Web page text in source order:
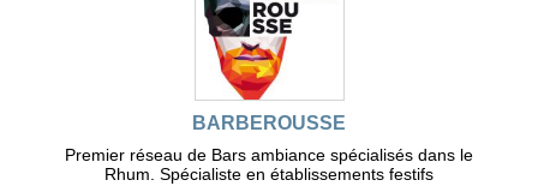
BARBEROUSSE
Premier réseau de Bars ambiance spécialisés dans le
Rhum. Spécialiste en établissements festifs